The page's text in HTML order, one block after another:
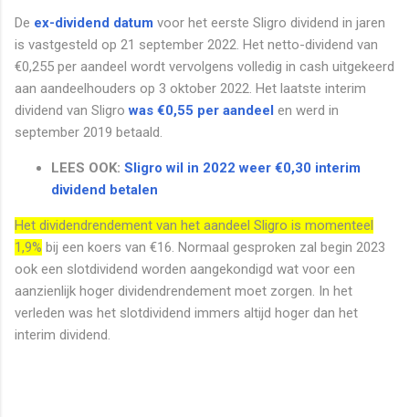
De ex-dividend datum voor het eerste Sligro dividend in jaren
is vastgesteld op 21 september 2022. Het netto-dividend van
€0,255 per aandeel wordt vervolgens volledig in cash uitgekeerd
aan aandeelhouders op 3 oktober 2022. Het laatste interim
dividend van Sligrowas €0,55 per aandeel en werd in
september 2019 betaald.
LEES OOK: Sligro wil in 2022 weer €0,30 interim
dividend betalen
Het dividendrendement van het aandeel Sligro is momenteel
1,9% bij een koers van €16. Normaal gesproken zal begin 2023
ook een slotdividend worden aangekondigd wat voor een
aanzienlijk hoger dividendrendement moet zorgen. In het
verleden was het slotdividend immers altijd hoger dan het
interim dividend.